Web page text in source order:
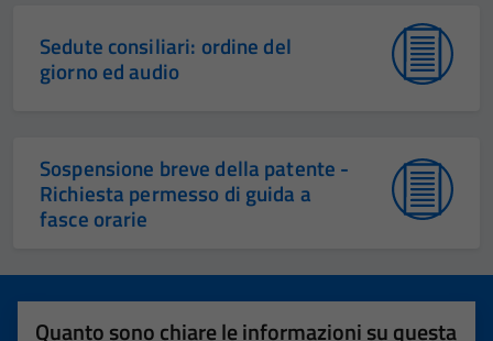
Sedute consiliari: ordine del
giorno ed audio
Sospensione breve della patente -
Richiesta permesso di guida a
fasce orarie
Quanto sono chiare le informazioni su questa